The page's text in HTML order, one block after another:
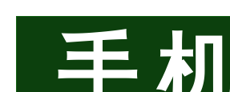
手